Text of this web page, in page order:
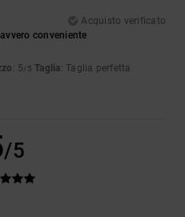
Acquisto verificato
conveniente
: 5/5 Taglia: Taglia perfetta
/5